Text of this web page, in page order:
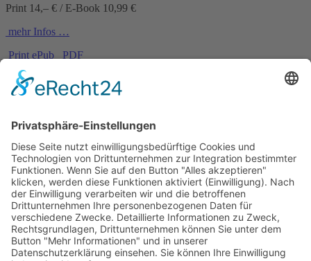
Print 14,– € / E-Book 10,99 €
mehr Infos …
Print ePub PDF
Paul Lascaux
Schokoladenhölle
4. Februar 2013
sofort lieferbar
240 Seiten, 12 x 20 cm
Print 9,99 € / E-Book 9,99 €
mehr Infos …
Print ePub PDF